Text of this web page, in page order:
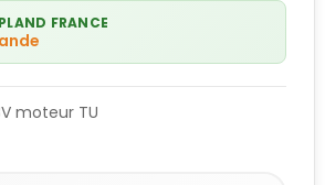
FRANCE
moteur TU